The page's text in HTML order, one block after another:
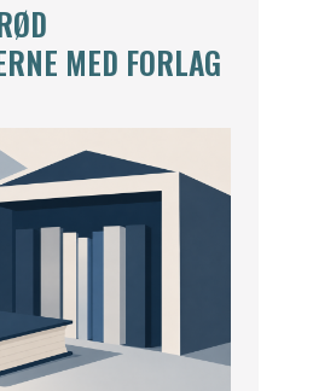
MED FORLAG